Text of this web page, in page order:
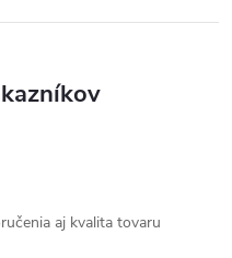
aj kvalita tovaru